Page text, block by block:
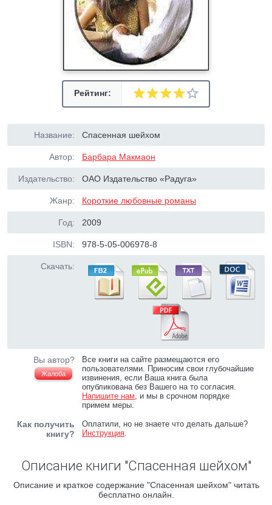
Рейтинг:
Название: Спасенная шейхом
Автор: Барбара Макмаон
Издательство: ОАО Издательство «Радуга»
Жанр: Короткие любовные романы
Год: 2009
ISBN: 978-5-05-006978-8
Скачать:
Вы автор?
Жалоба
Все книги на сайте размещаются его
пользователями. Приносим свои глубочайшие
извинения, если Ваша книга была
опубликована без Вашего на то согласия.
Напишите нам, и мы в срочном порядке
примем меры.
Как получить
книгу?
Оплатили, но не знаете что делать дальше?
Инструкция.
Описание книги "Спасенная шейхом"
Описание и краткое содержание "Спасенная шейхом" читать
бесплатно онлайн.